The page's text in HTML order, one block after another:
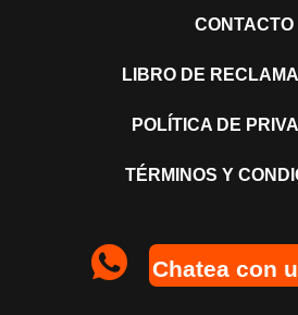
CONTACTO
LIBRO DE
POLÍTICA DE
TÉRMINOS Y
Chatea con